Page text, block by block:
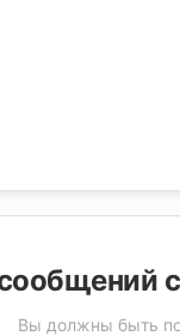
Вы должны быть